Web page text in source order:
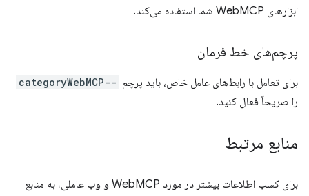
ابزارهای WebMCP شما استفاده می‌کند.
پرچم‌های خط فرمان
برای تعامل با رابط‌های عامل خاص، باید پرچم --categoryWebMCP
را صریحاً فعال کنید.
منابع مرتبط
برای کسب اطلاعات بیشتر در مورد WebMCP و وب عاملی، به منابع